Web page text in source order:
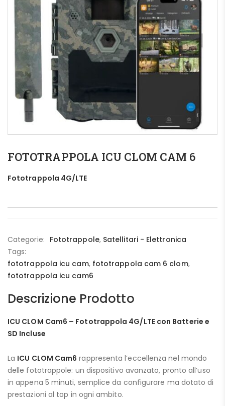
FOTOTRAPPOLA ICU CLOM CAM 6
Fototrappola 4G/LTE
Categorie: Fototrappole, Satellitari - Elettronica
Tags:
fototrappola icu cam, fototrappola cam 6 clom,
fototrappola icu cam6
Descrizione Prodotto
ICU CLOM Cam6 – Fototrappola 4G/LTE con Batterie e
SD Incluse
La ICU CLOM Cam6 rappresenta l’eccellenza nel mondo
delle fototrappole: un dispositivo avanzato, pronto all’uso
in appena 5 minuti, semplice da configurare ma dotato di
prestazioni al top in ogni ambito.